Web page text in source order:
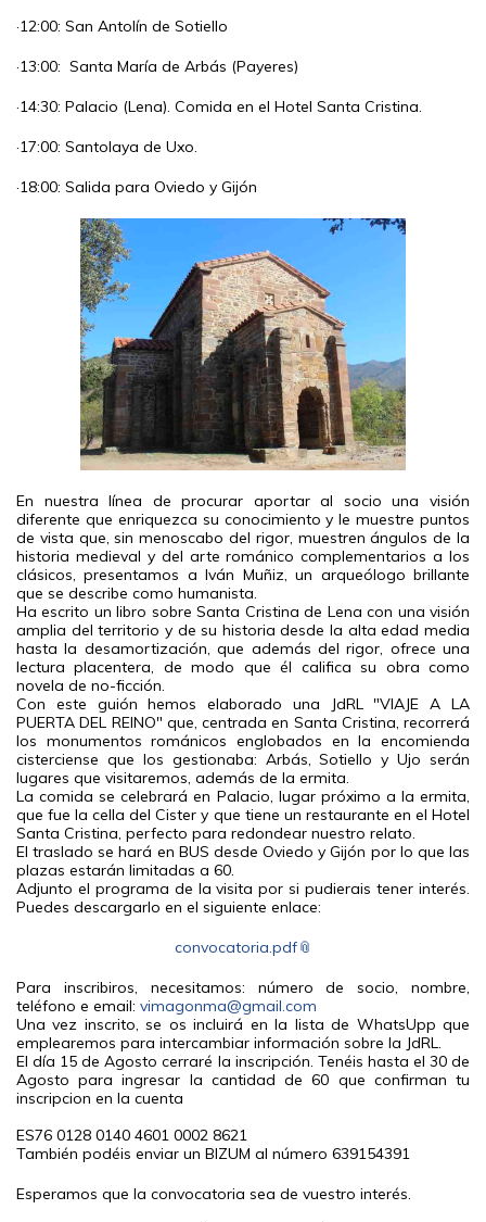
·12:00: San Antolín de Sotiello
·13:00: Santa María de Arbás (Payeres)
·14:30: Palacio (Lena). Comida en el Hotel Santa Cristina.
·17:00: Santolaya de Uxo.
·18:00: Salida para Oviedo y Gijón
En nuestra línea de procurar aportar al socio una visión
diferente que enriquezca su conocimiento y le muestre puntos
de vista que, sin menoscabo del rigor, muestren ángulos de la
historia medieval y del arte románico complementarios a los
clásicos, presentamos a Iván Muñiz, un arqueólogo brillante
que se describe como humanista.
Ha escrito un libro sobre Santa Cristina de Lena con una visión
amplia del territorio y de su historia desde la alta edad media
hasta la desamortización, que además del rigor, ofrece una
lectura placentera, de modo que él califica su obra como
novela de no-ficción.
Con este guión hemos elaborado una JdRL "VIAJE A LA
PUERTA DEL REINO" que, centrada en Santa Cristina, recorrerá
los monumentos románicos englobados en la encomienda
cisterciense que los gestionaba: Arbás, Sotiello y Ujo serán
lugares que visitaremos, además de la ermita.
La comida se celebrará en Palacio, lugar próximo a la ermita,
que fue la cella del Cister y que tiene un restaurante en el Hotel
Santa Cristina, perfecto para redondear nuestro relato.
El traslado se hará en BUS desde Oviedo y Gijón por lo que las
plazas estarán limitadas a 60.
Adjunto el programa de la visita por si pudierais tener interés.
Puedes descargarlo en el siguiente enlace:
convocatoria.pdf
Para inscribiros, necesitamos: número de socio, nombre,
teléfono e email: vimagonma@gmail.com
Una vez inscrito, se os incluirá en la lista de WhatsUpp que
emplearemos para intercambiar información sobre la JdRL.
El día 15 de Agosto cerraré la inscripción. Tenéis hasta el 30 de
Agosto para ingresar la cantidad de 60 que confirman tu
inscripcion en la cuenta
ES76 0128 0140 4601 0002 8621
También podéis enviar un BIZUM al número 639154391
Esperamos que la convocatoria sea de vuestro interés.